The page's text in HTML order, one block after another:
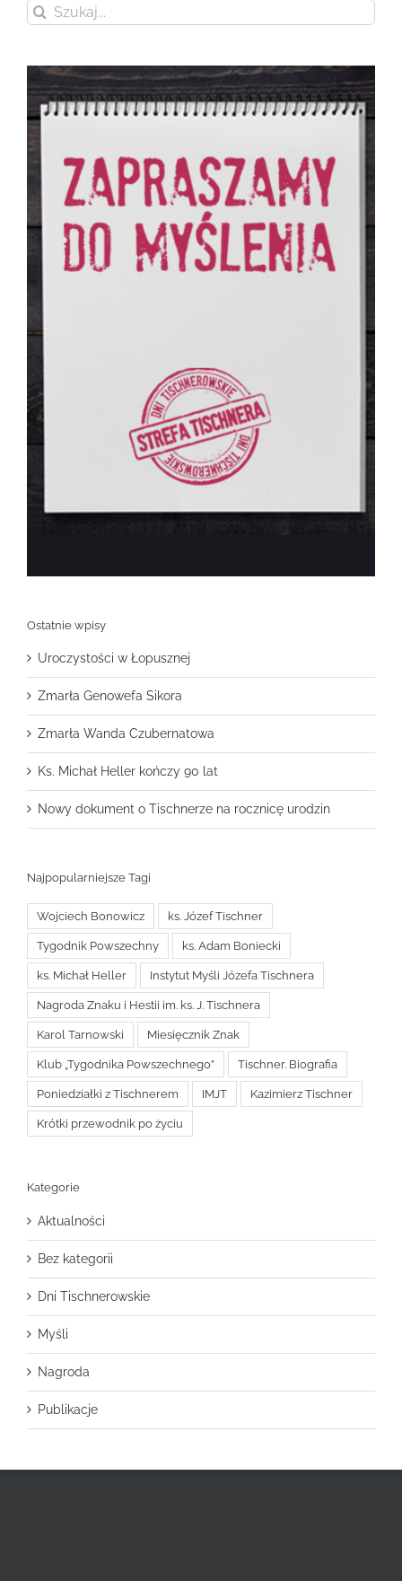
Szukaj
Ostatnie wpisy
Uroczystości w Łopusznej
Zmarła Genowefa Sikora
Zmarła Wanda Czubernatowa
Ks. Michał Heller kończy 90 lat
Nowy dokument o Tischnerze na rocznicę urodzin
Najpopularniejsze Tagi
Wojciech Bonowicz ks. Józef Tischner
Tygodnik Powszechny ks. Adam Boniecki
ks. Michał Heller Instytut Myśli Józefa Tischnera
Nagroda Znaku i Hestii im. ks. J. Tischnera
Karol Tarnowski Miesięcznik Znak
Klub „Tygodnika Powszechnego” Tischner. Biografia
Poniedziałki z Tischnerem IMJT Kazimierz Tischner
Krótki przewodnik po życiu
Kategorie
Aktualności
Bez kategorii
Dni Tischnerowskie
Myśli
Nagroda
Publikacje